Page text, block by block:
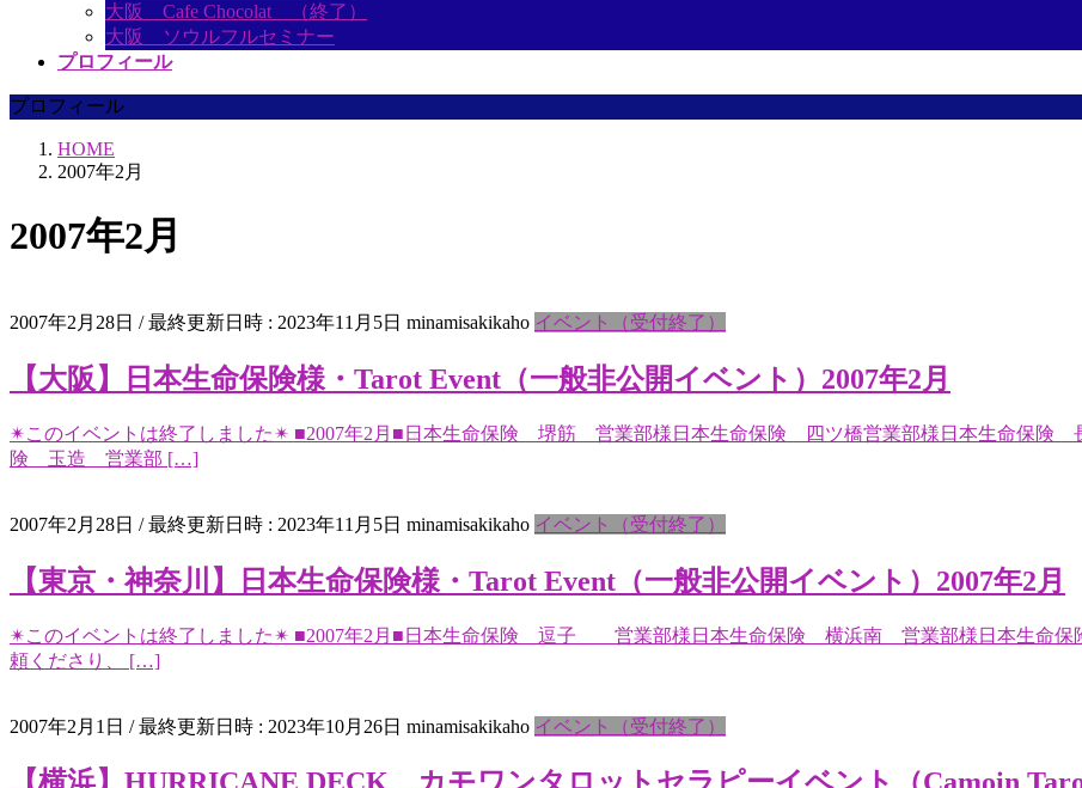
大阪 Cafe Chocolat （終了）
大阪 ソウルフルセミナー
プロフィール
プロフィール
HOME
2007年2月
2007年2月
2007年2月28日 / 最終更新日時 : 2023年11月5日 minamisakikaho イベント（受付終了）
【大阪】日本生命保険様・Tarot Event（一般非公開イベント）2007年2月
✴︎このイベントは終了しました✴︎ ■2007年2月■日本生命保険 堺筋 営業部様日本生命保険 四ツ橋営業部様日本生命保
険 玉造 営業部 […]
2007年2月28日 / 最終更新日時 : 2023年11月5日 minamisakikaho イベント（受付終了）
【東京・神奈川】日本生命保険様・Tarot Event（一般非公開イベント）2007年2月
✴︎このイベントは終了しました✴︎ ■2007年2月■日本生命保険 逗子 営業部様日本生命保険 横浜南 営業部様日本生命
頼くださり、 […]
2007年2月1日 / 最終更新日時 : 2023年10月26日 minamisakikaho イベント（受付終了）